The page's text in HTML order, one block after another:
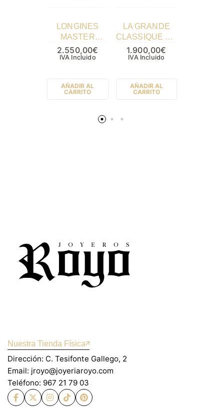
LONGINES
MASTER
COLLECTION
L29494932
2.550,00€
IVA Incluido
AÑADIR AL
CARRITO
LA GRANDE
CLASSIQUE DE
LONGINES
36.00 mm
1.900,00€
IVA Incluido
AÑADIR AL
CARRITO
Nuestra Tienda Física
Dirección: C. Tesifonte Gallego, 2
Email: jroyo@joyeriaroyo.com
Teléfono: 967 21 79 03